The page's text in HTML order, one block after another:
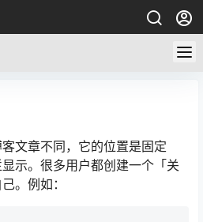
文章不同，它的位置是固定
示。很多用户都创建一个「关
。例如：